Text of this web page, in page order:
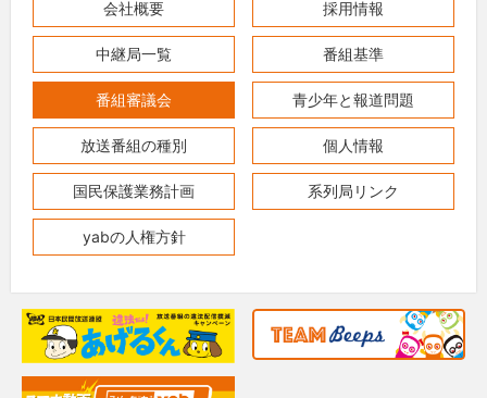
会社概要 採用情報
中継局一覧 番組基準
番組審議会 青少年と報道問題
放送番組の種別 個人情報
国民保護業務計画 系列局リンク
yabの人権方針